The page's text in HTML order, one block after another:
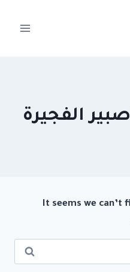
الفجيرة
It seems we can’t